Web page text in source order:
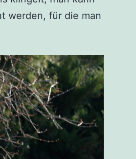
werden, für die man